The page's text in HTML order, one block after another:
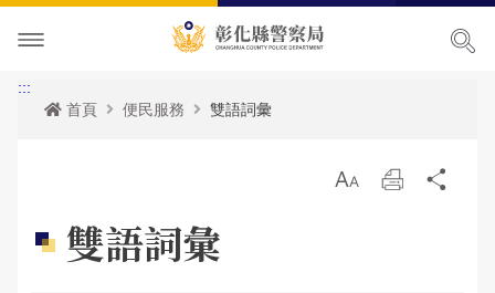
本局簡介
局長簡介
組織職掌
各項宣導
申辦服務
主題宣導
:::
首頁
便民服務 雙語詞彙
放 列
雙語詞彙